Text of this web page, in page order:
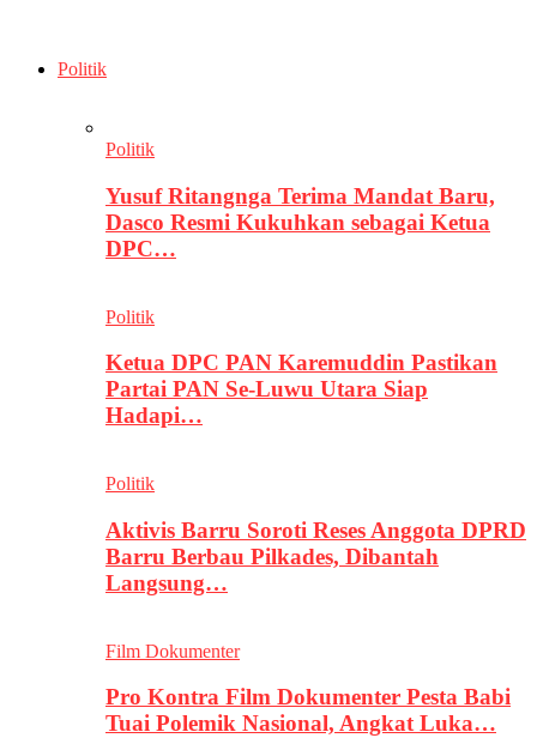
Politik
Politik
Yusuf Ritangnga Terima Mandat Baru,
Dasco Resmi Kukuhkan sebagai Ketua
DPC…
Politik
Ketua DPC PAN Karemuddin Pastikan
Partai PAN Se-Luwu Utara Siap
Hadapi…
Politik
Aktivis Barru Soroti Reses Anggota DPRD
Barru Berbau Pilkades, Dibantah
Langsung…
Film Dokumenter
Pro Kontra Film Dokumenter Pesta Babi
Tuai Polemik Nasional, Angkat Luka…